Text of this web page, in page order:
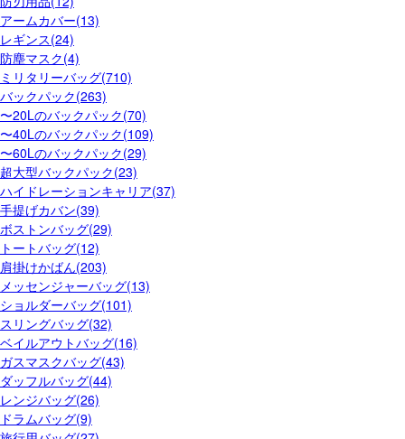
アームカバー(13)
レギンス(24)
防塵マスク(4)
ミリタリーバッグ(710)
バックパック(263)
〜20Lのバックパック(70)
〜40Lのバックパック(109)
〜60Lのバックパック(29)
超大型バックパック(23)
ハイドレーションキャリア(37)
手提げカバン(39)
ボストンバッグ(29)
トートバッグ(12)
肩掛けかばん(203)
メッセンジャーバッグ(13)
ショルダーバッグ(101)
スリングバッグ(32)
ベイルアウトバッグ(16)
ガスマスクバッグ(43)
ダッフルバッグ(44)
レンジバッグ(26)
ドラムバッグ(9)